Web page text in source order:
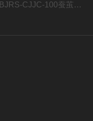
BJRS-CJJC-100蚕茧茧质分析仪